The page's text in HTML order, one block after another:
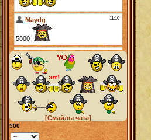
[Смайлы чата]
500